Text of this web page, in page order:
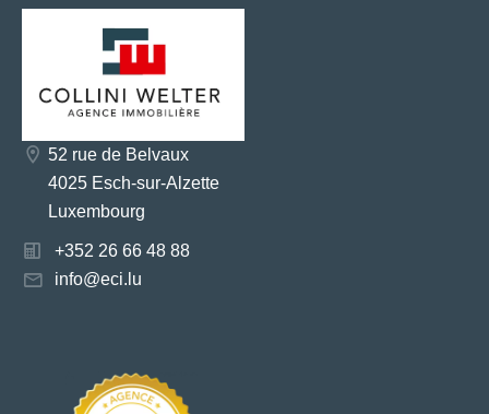
52 rue de Belvaux
4025 Esch-sur-Alzette
Luxembourg
+352 26 66 48 88
info@eci.lu